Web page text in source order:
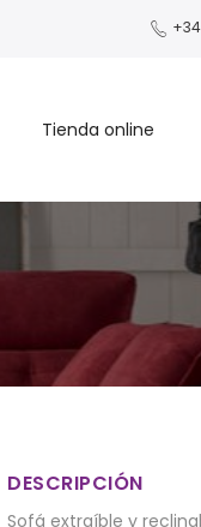
Tienda online
DESCRIPCIÓN
Sofá extraíble y